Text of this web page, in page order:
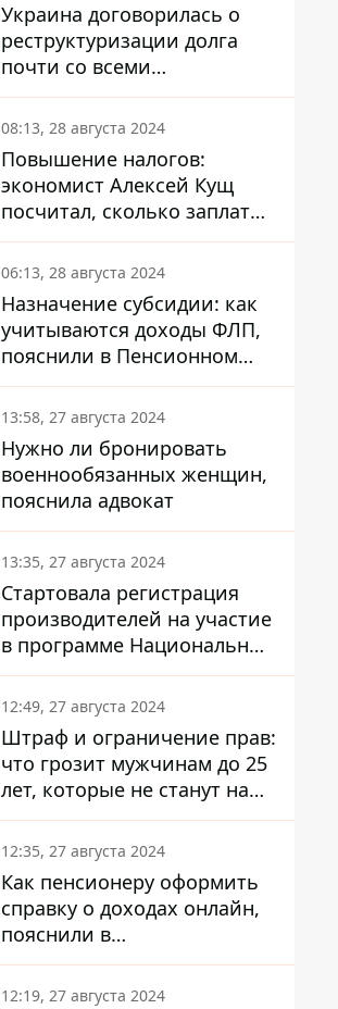
Украина договорилась о
реструктуризации долга
почти со всеми
держателями
еврооблигаций: что это
значит для страны
08:13, 28 августа 2024
Повышение налогов:
экономист Алексей Кущ
посчитал, сколько заплатит
каждый украинец
06:13, 28 августа 2024
Назначение субсидии: как
учитываются доходы ФЛП,
пояснили в Пенсионном
фонде
13:58, 27 августа 2024
Нужно ли бронировать
военнообязанных женщин,
пояснила адвокат
13:35, 27 августа 2024
Стартовала регистрация
производителей на участие
в программе Национальный
кэшбек: как это сделать
через портал Дія
12:49, 27 августа 2024
Штраф и ограничение прав:
что грозит мужчинам до 25
лет, которые не станут на
военный учет
12:35, 27 августа 2024
Как пенсионеру оформить
справку о доходах онлайн,
пояснили в
Минсоцполитики
12:19, 27 августа 2024